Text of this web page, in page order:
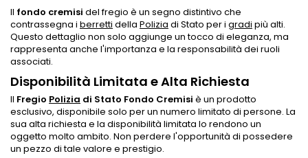
Il fondo cremisi del fregio è un segno distintivo che
contrassegna i berretti della Polizia di Stato per i gradi più alti.
Questo dettaglio non solo aggiunge un tocco di eleganza, ma
rappresenta anche l'importanza e la responsabilità dei ruoli
associati.
Disponibilità Limitata e Alta Richiesta
Il Fregio Polizia di Stato Fondo Cremisi è un prodotto
esclusivo, disponibile solo per un numero limitato di persone. La
sua alta richiesta e la disponibilità limitata lo rendono un
oggetto molto ambito. Non perdere l'opportunità di possedere
un pezzo di tale valore e prestigio.